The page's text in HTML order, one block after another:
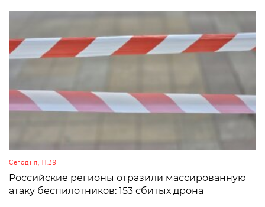
Сегодня, 11:39
Российские регионы отразили массированную
атаку беспилотников: 153 сбитых дрона